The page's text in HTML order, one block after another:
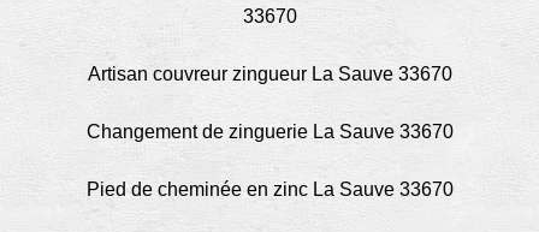
33670
Artisan couvreur zingueur La Sauve 33670
Changement de zinguerie La Sauve 33670
Pied de cheminée en zinc La Sauve 33670